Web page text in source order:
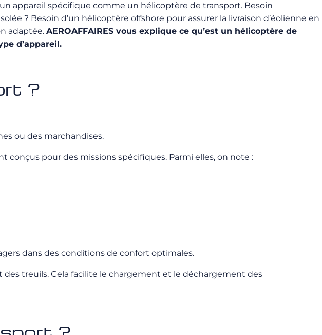
appareil spécifique comme un hélicoptère de transport. Besoin
? Besoin d’un hélicoptère offshore pour assurer la livraison d’éolienne en
adaptée. AEROAFFAIRES vous explique ce qu’est un hélicoptère de
d’appareil.
?
ou des marchandises.
pour des missions spécifiques. Parmi elles, on note :
dans des conditions de confort optimales.
treuils. Cela facilite le chargement et le déchargement des